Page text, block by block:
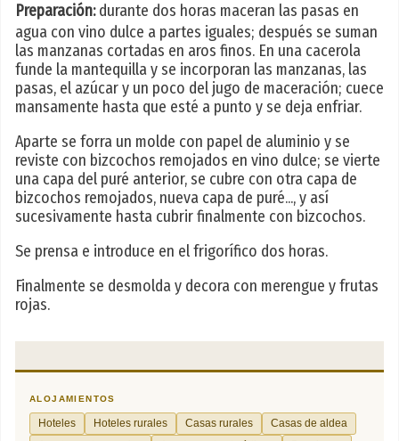
Preparación:durante dos horas maceran las pasas en
agua con vino dulce a partes iguales; después se suman
las manzanas cortadas en aros finos. En una cacerola
funde la mantequilla y se incorporan las manzanas, las
pasas, el azúcar y un poco del jugo de maceración; cuece
mansamente hasta que esté a punto y se deja enfriar.
Aparte se forra un molde con papel de aluminio y se
reviste con bizcochos remojados en vino dulce; se vierte
una capa del puré anterior, se cubre con otra capa de
bizcochos remojados, nueva capa de puré..., y así
sucesivamente hasta cubrir finalmente con bizcochos.
Se prensa e introduce en el frigorífico dos horas.
Finalmente se desmolda y decora con merengue y frutas
rojas.